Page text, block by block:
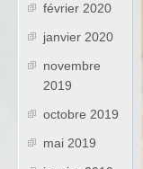
février 2020
janvier 2020
novembre
2019
octobre 2019
mai 2019